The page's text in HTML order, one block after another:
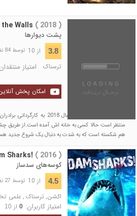
Walls ( 2018 )
پشت دیوارها
3.8 از 10 توسط 84 نفر در
ترسناک امتیاز
امکان پخش
فیلمی ترسناگ محصول سال
منتظر است حالا کسی به خانه اش آمده است.از طریق
هم شکسته است که به شدت به دنبال یک شروع جدید
Sharks! ( 2016 )
کوسه‌های سدساز
4.5 از 10 توسط 27 نفر در
اکشن, ترسناک ,علمی
امتیاز کاربران: 0از 10